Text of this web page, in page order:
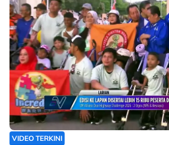
VIDEO TERKINI